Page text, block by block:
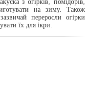
з огірків, помідорів,
на зиму. Також
переросли огірки
їх для ікри.